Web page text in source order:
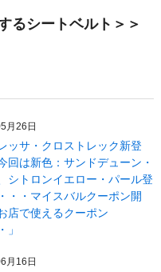
るシートベルト＞＞
月26日
ッサ・クロストレック新登
回は新色：サンドデューン・
シトロンイエロー・パール登
・・マイスバルクーポン開
店で使えるクーポン
」
月16日